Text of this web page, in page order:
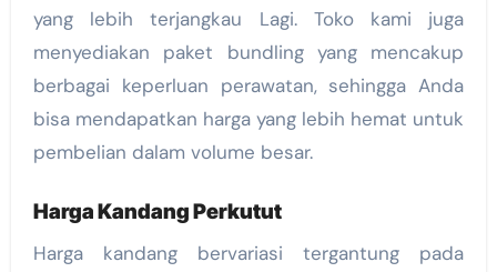
yang lebih terjangkau Lagi. Toko kami juga
menyediakan paket bundling yang mencakup
berbagai keperluan perawatan, sehingga Anda
bisa mendapatkan harga yang lebih hemat untuk
pembelian dalam volume besar.
Harga Kandang Perkutut
Harga kandang bervariasi tergantung pada